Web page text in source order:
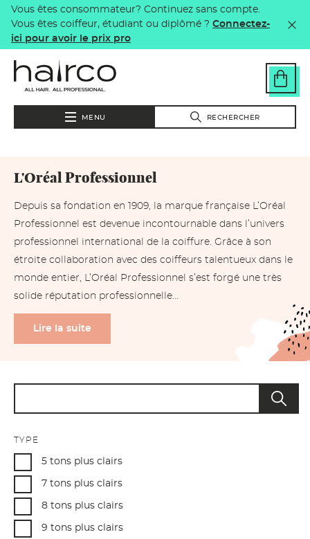
Aller au contenu principal
Vous êtes consommateur? Continuez sans compte.
Vous êtes coiffeur, étudiant ou diplômé ? Connectez-
ici pour avoir le prix pro
MENU RECHERCHER
L'Oréal Professionnel
Depuis sa fondation en 1909, la marque française L’Oréal
Professionnel est devenue incontournable dans l’univers
professionnel international de la coiffure. Grâce à son
étroite collaboration avec des coiffeurs talentueux dans le
monde entier, L’Oréal Professionnel s’est forgé une très
solide réputation professionnelle...
Lire la suite
TYPE
5 tons plus clairs
7 tons plus clairs
8 tons plus clairs
9 tons plus clairs